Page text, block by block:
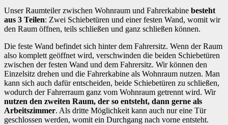
Unser Raumteiler zwischen Wohnraum und Fahrerkabine besteht
aus 3 Teilen: Zwei Schiebetüren und einer festen Wand, womit wir
den Raum öffnen, teils schließen und ganz schließen können.
Die feste Wand befindet sich hinter dem Fahrersitz. Wenn der Raum
also komplett geöffnet wird, verschwinden die beiden Schiebetüren
zwischen der festen Wand und dem Fahrersitz. Wir können den
Einzelsitz drehen und die Fahrerkabine als Wohnraum nutzen. Man
kann sich auch dafür entscheiden, beide Schiebetüren zu schließen,
wodurch der Fahrerraum ganz vom Wohnraum getrennt wird. Wir
nutzen den zweiten Raum, der so entsteht, dann gerne als
Arbeitszimmer. Als dritte Möglichkeit kann auch nur eine Tür
geschlossen werden, womit ein Durchgang nach vorne entsteht.